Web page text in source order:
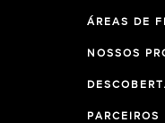
ÁREAS DE
NOSSOS
PARCEIROS